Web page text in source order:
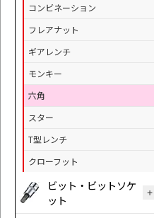
コンビネーション
フレアナット
ギアレンチ
モンキー
六角
スター
T型レンチ
クローフット
ビット・ビットソケ
ット